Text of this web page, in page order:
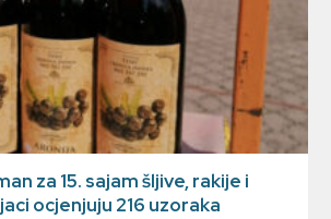
za 15. sajam šljive, rakije i
ocjenjuju 216 uzoraka